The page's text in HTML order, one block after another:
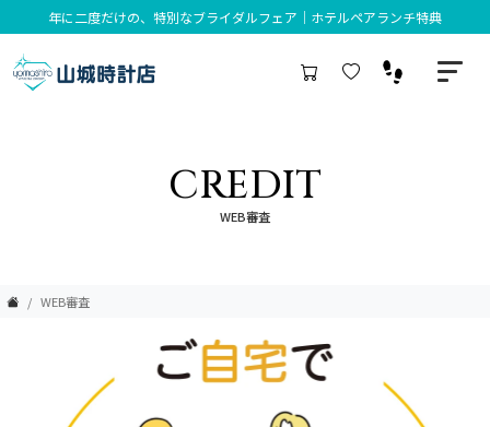
年に二度だけの、特別なブライダルフェア｜ホテルペアランチ特典
CREDIT
WEB審査
WEB審査